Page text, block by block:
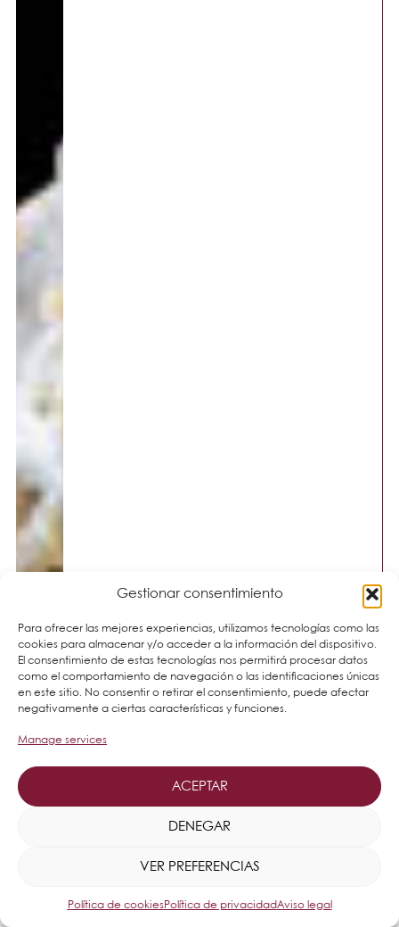
Gestionar consentimiento
Para ofrecer las mejores experiencias, utilizamos tecnologías como las
cookies para almacenar y/o acceder a la información del dispositivo.
El consentimiento de estas tecnologías nos permitirá procesar datos
como el comportamiento de navegación o las identificaciones únicas
en este sitio. No consentir o retirar el consentimiento, puede afectar
negativamente a ciertas características y funciones.
Manage services
ACEPTAR
DENEGAR
VER PREFERENCIAS
Política de cookiesPolítica de privacidadAviso legal